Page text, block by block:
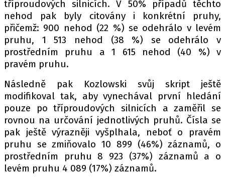
tříproudových silnicích. V 50% případů těchto
nehod pak byly citovány i konkrétní pruhy,
přičemž: 900 nehod (22 %) se odehrálo v levém
pruhu, 1 513 nehod (38 %) se odehrálo v
prostředním pruhu a 1 615 nehod (40 %) v
pravém pruhu.
Následně pak Kozlowski svůj skript ještě
modifikoval tak, aby vynechával první hledání
pouze po tříproudových silnicích a zaměřil se
rovnou na určování jednotlivých pruhů. Čísla se
pak ještě výrazněji vyšplhala, neboť o pravém
pruhu se zmiňovalo 10 899 (46%) záznamů, o
prostředním pruhu 8 923 (37%) záznamů a o
levém pruhu 4 089 (17%) záznamů.